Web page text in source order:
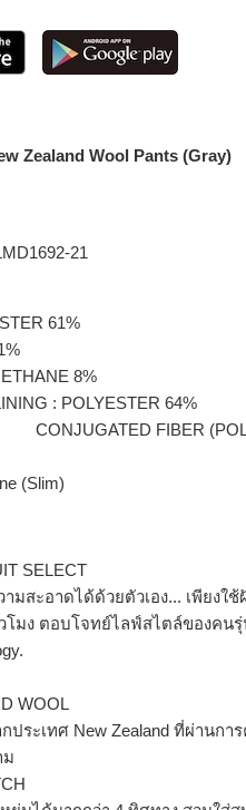
Zealand Wool Pants (Gray)
21
61%
8%
: POLYESTER 64%
FIBER
(Slim)
SELECT
มสะอาดได้ด้วยตัวเอง... เพียงใ
โมง ตอบโจทย์ไลฟ์สไตล์ของคน
WOOL
กประเทศ New Zealand ที่ผ่านก
ม